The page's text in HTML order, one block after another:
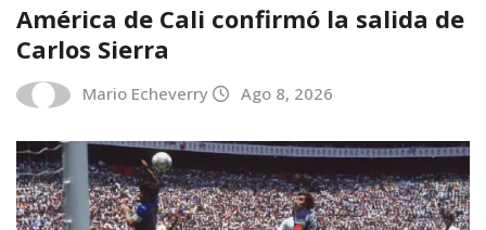
América de Cali confirmó la salida de
Carlos Sierra
Mario Echeverry Ago 8, 2026